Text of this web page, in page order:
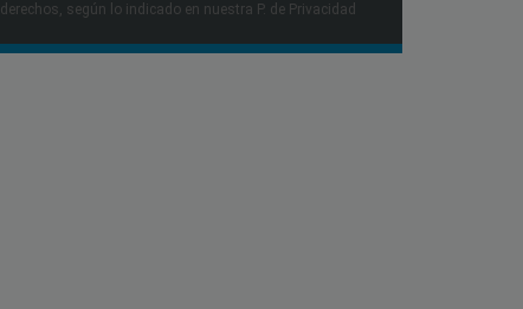
derechos, según lo indicado en nuestra P. de Privacidad​